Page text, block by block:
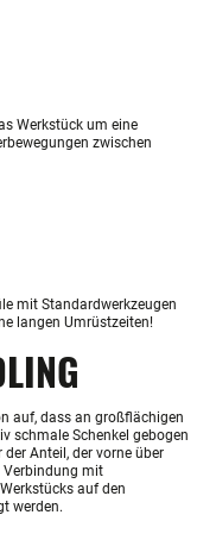
Werkstück um eine
zwischen
mit Standardwerkzeugen
langen Umrüstzeiten!
auf, dass an großflächigen
schmale Schenkel gebogen
Anteil, der vorne über
Verbindung mit
auf den
werden.